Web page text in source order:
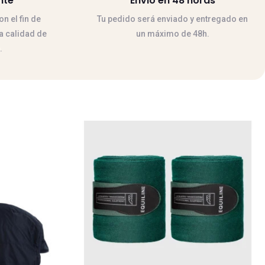
el fin de
calidad de
Tu pedido será enviado y entregado en
un máximo de 48h.
tiene
múltiples
variantes.
opciones